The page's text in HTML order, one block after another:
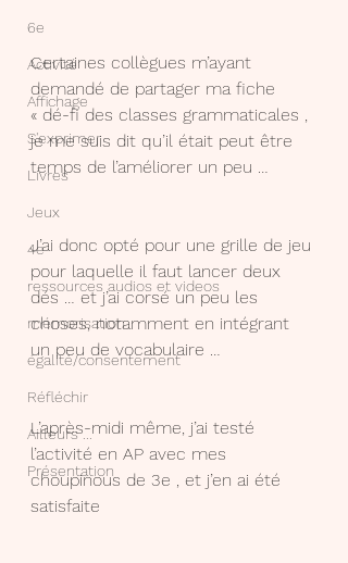
6e
Activité
Affichage
S'exprimer
Livres
Jeux
4e
ressources audios et videos
mémorisation
égalité/consentement
Réfléchir
Ailleurs ...
Présentation
Certaines collègues m’ayant
demandé de partager ma fiche
« dé-fi des classes grammaticales ,
je me suis dit qu’il était peut être
temps de l’améliorer un peu …
J’ai donc opté pour une grille de jeu
pour laquelle il faut lancer deux
dés … et j’ai corsé un peu les
choses, notamment en intégrant
un peu de vocabulaire …
L’après-midi même, j’ai testé
l’activité en AP avec mes
choupinous de 3e , et j’en ai été
satisfaite